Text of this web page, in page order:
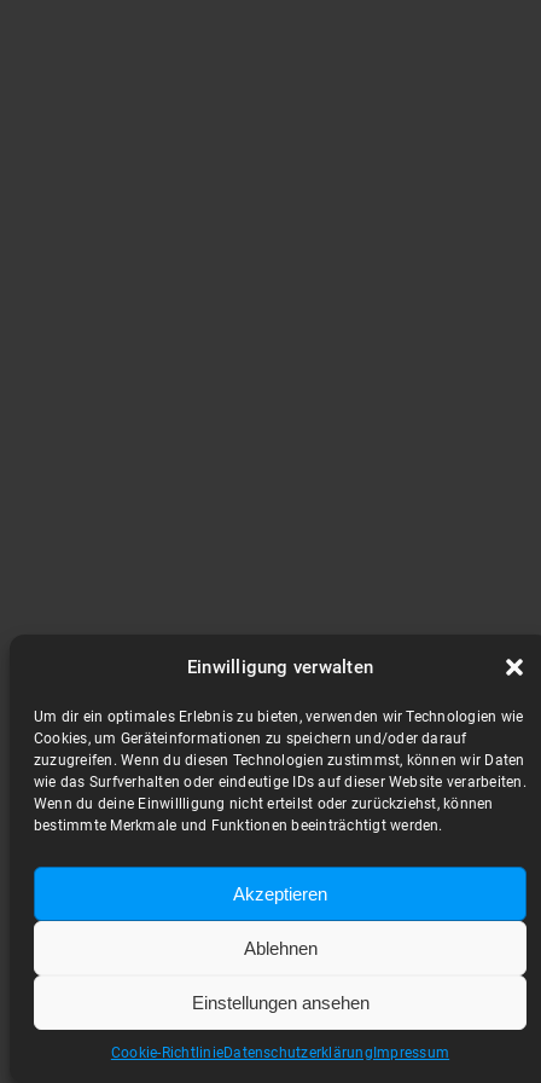
Einwilligung verwalten
Um dir ein optimales Erlebnis zu bieten, verwenden wir Technologien wie
Cookies, um Geräteinformationen zu speichern und/oder darauf
zuzugreifen. Wenn du diesen Technologien zustimmst, können wir Daten
wie das Surfverhalten oder eindeutige IDs auf dieser Website verarbeiten.
Wenn du deine Einwillligung nicht erteilst oder zurückziehst, können
bestimmte Merkmale und Funktionen beeinträchtigt werden.
Akzeptieren
Ablehnen
Einstellungen ansehen
Cookie-RichtlinieDatenschutzerklärung Impressum